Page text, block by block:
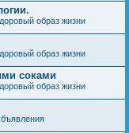
образ жизни
образ жизни
соками
образ жизни